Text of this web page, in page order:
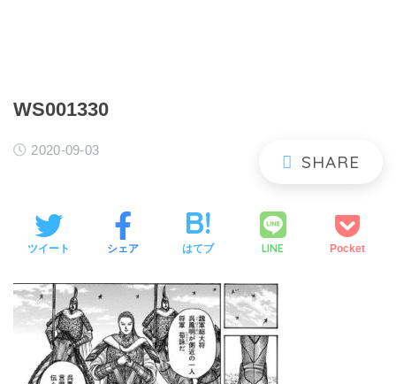
WS001330
2020-09-03
ツイート シェア はてブ LINE Pocket